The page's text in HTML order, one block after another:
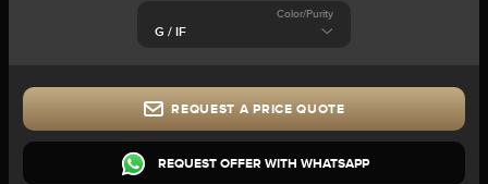
Color/Purity
REQUEST A PRICE QUOTE
REQUEST OFFER WITH WHATSAPP